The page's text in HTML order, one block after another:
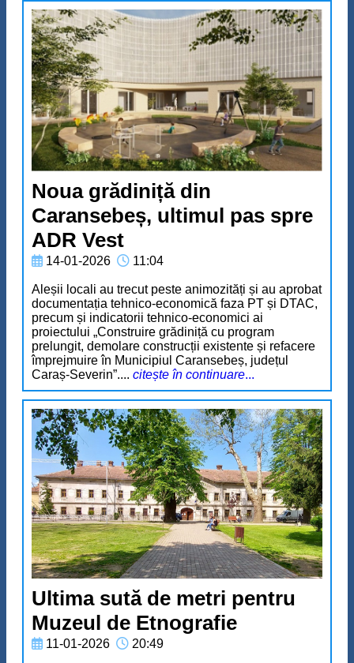
Noua grădiniță din
Caransebeș, ultimul pas spre
ADR Vest
14-01-2026 11:04
Aleșii locali au trecut peste animozități și au aprobat
documentația tehnico-economică faza PT și DTAC,
precum și indicatorii tehnico-economici ai
proiectului „Construire grădiniță cu program
prelungit, demolare construcții existente și refacere
împrejmuire în Municipiul Caransebeș, județul
Caraș-Severin”.... citește în continuare...
Ultima sută de metri pentru
Muzeul de Etnografie
11-01-2026 20:49